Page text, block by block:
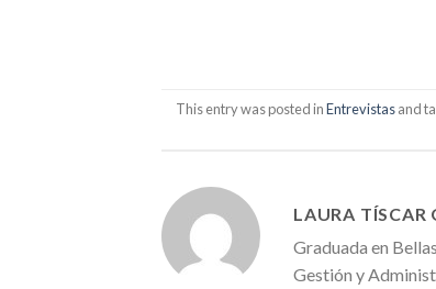
This entry was posted inEntrevistasand
LAURA TÍSCAR
Graduada en
Gestión y